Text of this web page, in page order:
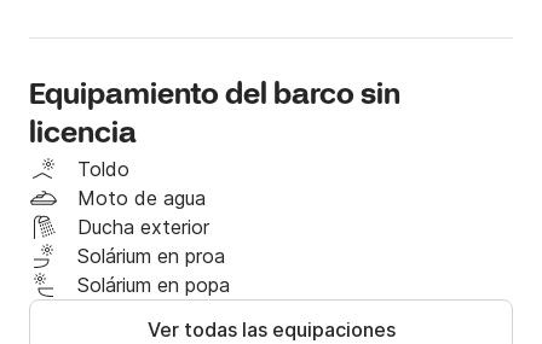
emociones.
En proa hay un amplio solárium con cojines, mientras
que en popa hay una bañera con una cómoda
posición de conducción.
Por estos motivos es el barco perfecto para navegar
dentro de la bahía de Taormina y la maravillosa Bahía
de los Cíclopes y admirar las increíbles costas de
Sicilia.
Equipamiento del barco sin
licencia
Toldo
Moto de agua
Ducha exterior
Solárium en proa
Solárium en popa
Ver todas las equipaciones